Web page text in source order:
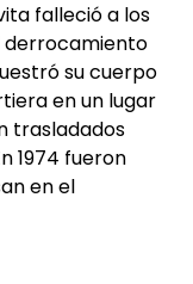
falleció a los
derrocamiento
su cuerpo
en un lugar
trasladados
1974 fueron
en el